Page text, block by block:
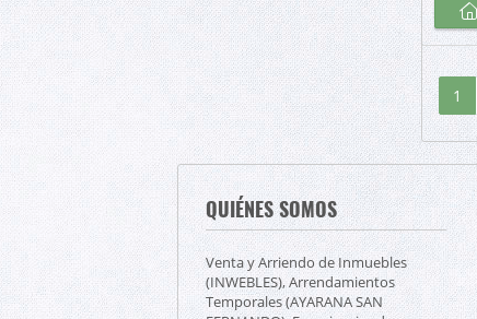
1
QUIÉNES SOMOS
Venta y Arriendo de Inmuebles
(INWEBLES), Arrendamientos
Temporales (AYARANA SAN